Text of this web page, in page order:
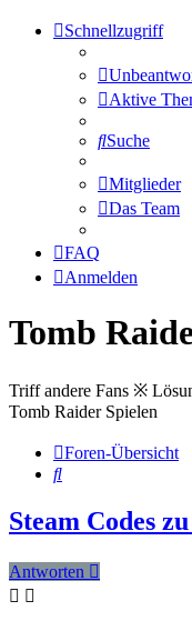
Schnellzugriff
Aktive
Suche
Mitglieder
Das Team
FAQ
Anmelden
Tomb
Triff andere Fans ※
Tomb Raider Spielen
Foren-Übersicht
Suche
Steam Codes
Antworten